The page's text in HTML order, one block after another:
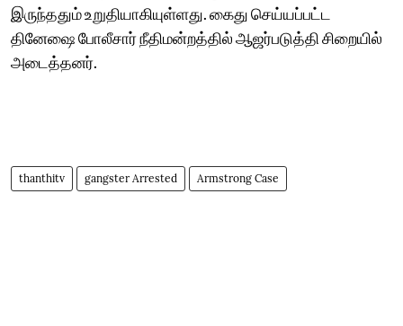
இருந்ததும் உறுதியாகியுள்ளது. கைது செய்யப்பட்ட
தினேஷை போலீசார் நீதிமன்றத்தில் ஆஜர்படுத்தி சிறையில்
அடைத்தனர்.
thanthitv gangster Arrested Armstrong Case